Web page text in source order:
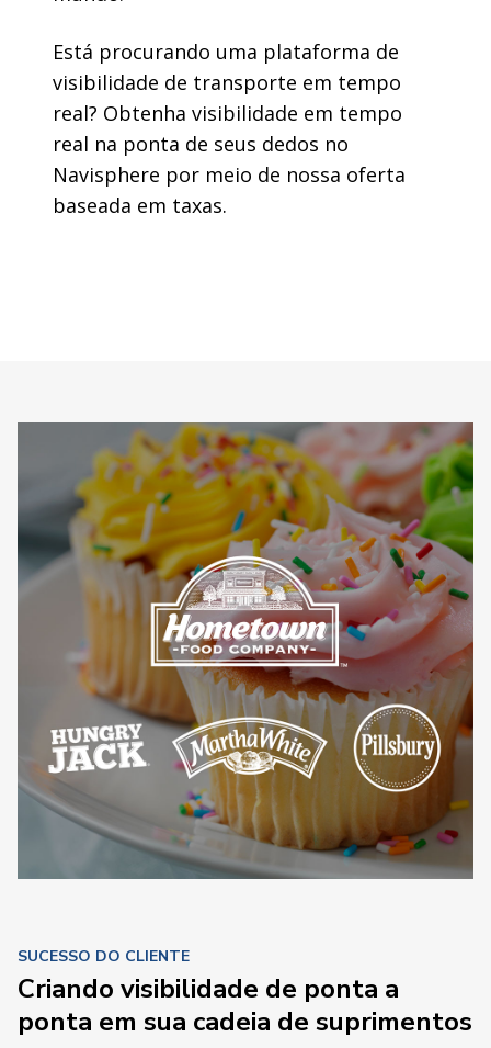
Está procurando uma plataforma de
visibilidade de transporte em tempo
real? Obtenha visibilidade em tempo
real na ponta de seus dedos no
Navisphere por meio de nossa oferta
baseada em taxas.
SUCESSO DO CLIENTE
Criando visibilidade de ponta a
ponta em sua cadeia de suprimentos